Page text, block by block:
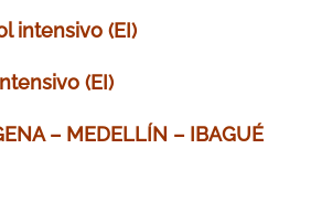
intensivo (EI)
(EI)
– MEDELLÍN – IBAGUÉ